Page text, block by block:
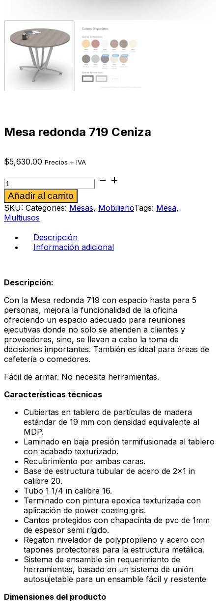
Mesa redonda 719 Ceniza
$5,630.00 Precios + IVA
Mesa
redonda
719
Ceniza
cantidad
Añadir al carrito
SKU: Categories: Mesas, MobiliarioTags: Mesa,
Multiusos
Descripción
Información adicional
Descripción:
Con la Mesa redonda 719 con espacio hasta para 5
personas, mejora la funcionalidad de la oficina
ofreciendo un espacio adecuado para reuniones
ejecutivas donde no solo se atienden a clientes y
proveedores, sino, se llevan a cabo la toma de
decisiones importantes. También es ideal para áreas de
cafetería o comedores.
Fácil de armar. No necesita herramientas.
Características técnicas
Cubiertas en tablero de partículas de madera
estándar de 19 mm con densidad equivalente al
MDP.
Laminado en baja presión termifusionada al tablero
con acabado texturizado.
Recubrimiento por ambas caras.
Base de estructura tubular de acero de 2×1 in
calibre 20.
Tubo 1 1/4 in calibre 16.
Terminado con pintura epoxica texturizada con
aplicación de power coating gris.
Cantos protegidos con chapacinta de pvc de 1mm
de espesor semi rígido.
Regaton nivelador de polypropileno y acero con
tapones protectores para la estructura metálica.
Sistema de ensamble sin requerimiento de
herramientas, basado en un sistema de unión
autosujetable para un ensamble fácil y resistente
Dimensiones del producto